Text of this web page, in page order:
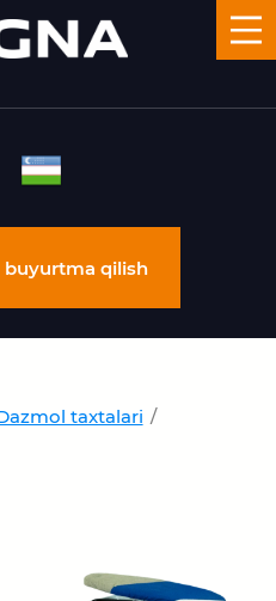
buyurtma qilish
taxtalari /